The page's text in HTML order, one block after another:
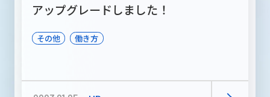
アップグレードしました！
その他 働き方